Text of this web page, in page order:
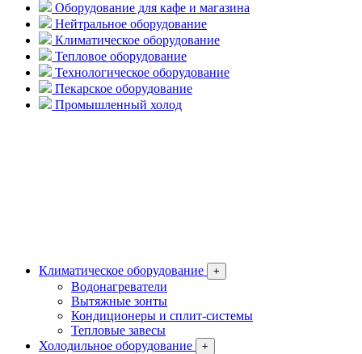
Оборудование для кафе и магазина
Нейтральное оборудование
Климатическое оборудование
Тепловое оборудование
Технологическое оборудование
Пекарское оборудование
Промышленный холод
Климатическое оборудование +
Водонагреватели
Вытяжные зонты
Кондиционеры и сплит-системы
Тепловые завесы
Холодильное оборудование
+